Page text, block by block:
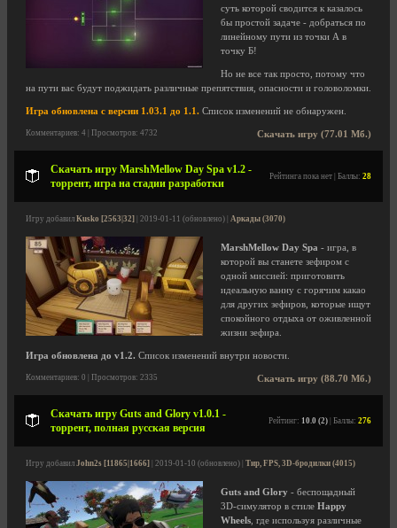
суть которой сводится к казалось
бы простой задаче - добраться по
линейному пути из точки А в
точку Б!
Но не все так просто, потому что
на пути вас будут поджидать различные препятствия, опасности и головоломки.
Игра обновлена с версии 1.03.1 до 1.1. Список изменений не обнаружен.
Скачать игру (77.01 Мб.)
Комментариев: 4 | Просмотров: 4732
Скачать игру MarshMellow Day Spa v1.2 -
торрент, игра на стадии разработки
Рейтинга пока нет | Баллы: 28
Игру добавил Kusko [2563|32] | 2019-01-11 (обновлено) | Аркады (3070)
MarshMellow Day Spa - игра, в
которой вы станете зефиром с
одной миссией: приготовить
идеальную ванну с горячим какао
для других зефиров, которые ищут
спокойного отдыха от оживленной
жизни зефира.
Игра обновлена до v1.2. Список изменений внутри новости.
Скачать игру (88.70 Мб.)
Комментариев: 0 | Просмотров: 2335
Скачать игру Guts and Glory v1.0.1 -
торрент, полная русская версия
Рейтинг: 10.0 (2) | Баллы: 276
Игру добавил John2s [11865|1666] | 2019-01-10 (обновлено) | Тир, FPS, 3D-бродилки (4015)
Guts and Glory - беспощадный
3D-симулятор в стиле Happy
Wheels , где используя различные